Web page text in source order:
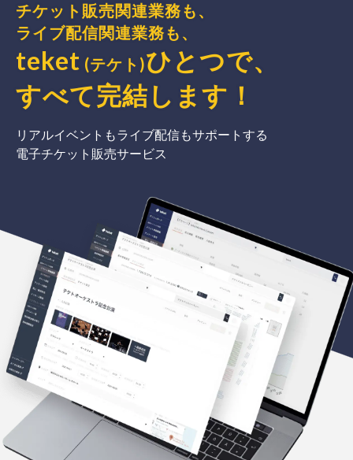
チケット販売関連業務も、
ライブ配信関連業務も、
teket (テケト)ひとつで、
すべて完結 します ！
リアルイベントもライブ配信もサポートする
電子チケット販売サービス